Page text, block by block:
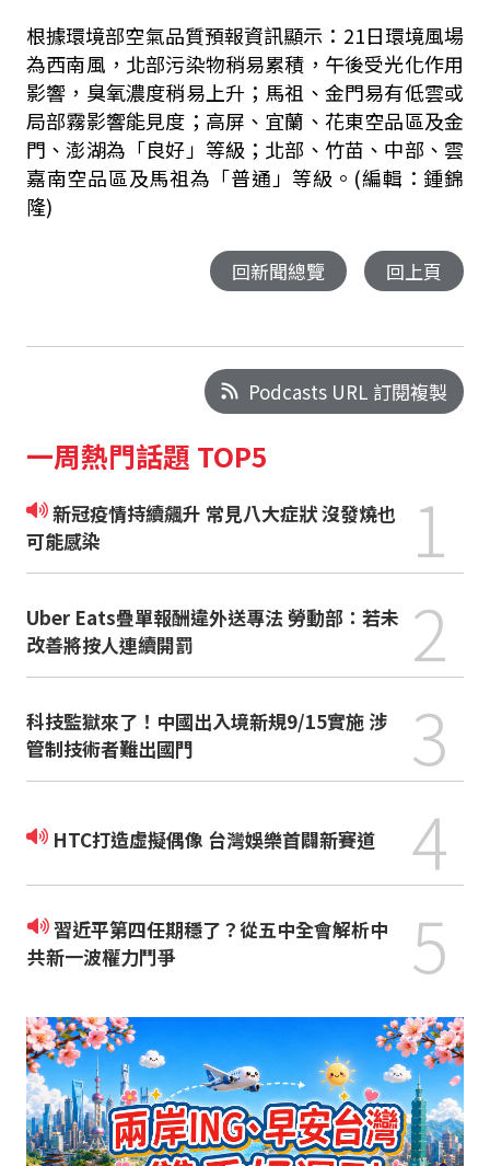
根據環境部空氣品質預報資訊顯示：21日環境風場
為西南風，北部污染物稍易累積，午後受光化作用
影響，臭氧濃度稍易上升；馬祖、金門易有低雲或
局部霧影響能見度；高屏、宜蘭、花東空品區及金
門、澎湖為「良好」等級；北部、竹苗、中部、雲
嘉南空品區及馬祖為「普通」等級。(編輯：鍾錦
隆)
回新聞總覽 回上頁
Podcasts URL 訂閱複製
一周熱門話題 TOP5
新冠疫情持續飆升 常見八大症狀 沒發燒也
可能感染
1
Uber Eats疊單報酬違外送專法 勞動部：若未
改善將按人連續開罰
2
科技監獄來了！中國出入境新規9/15實施 涉
管制技術者難出國門
3
HTC打造虛擬偶像 台灣娛樂首闢新賽道 4
習近平第四任期穩了？從五中全會解析中
共新一波權力鬥爭
5